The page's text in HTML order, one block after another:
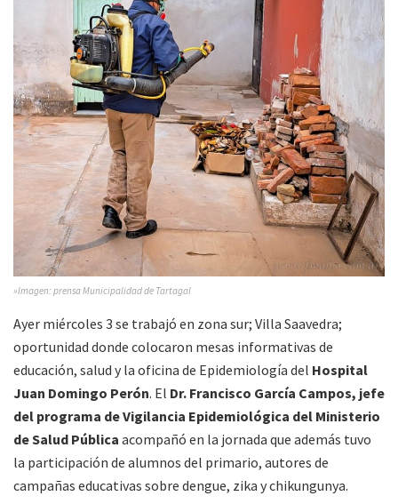
»Imagen: prensa Municipalidad de Tartagal
Ayer miércoles 3 se trabajó en zona sur; Villa Saavedra;
oportunidad donde colocaron mesas informativas de
educación, salud y la oficina de Epidemiología del Hospital
Juan Domingo Perón. El Dr. Francisco García Campos, jefe
del programa de Vigilancia Epidemiológica del Ministerio
de Salud Pública acompañó en la jornada que además tuvo
la participación de alumnos del primario, autores de
campañas educativas sobre dengue, zika y chikungunya.